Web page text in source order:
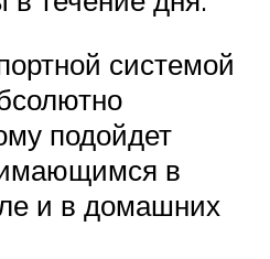
системой
подойдет
в
и в домашних